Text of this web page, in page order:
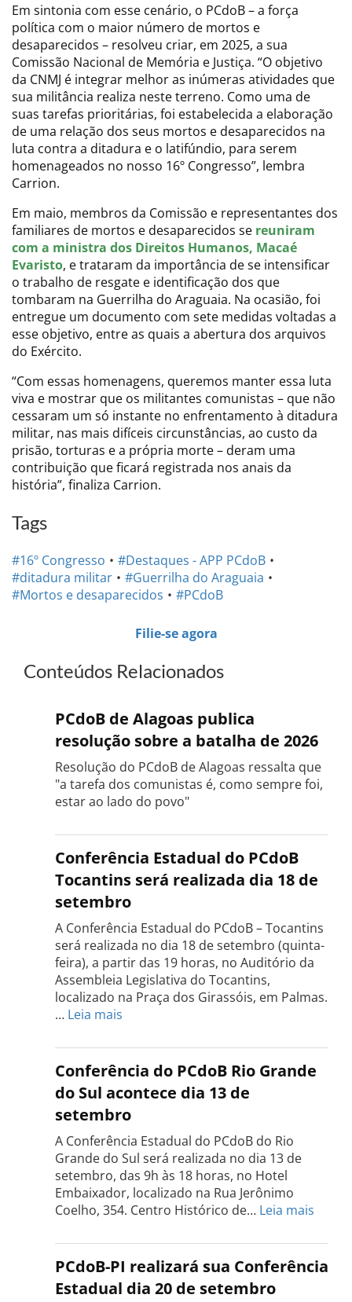
Em sintonia com esse cenário, o PCdoB – a força
política com o maior número de mortos e
desaparecidos – resolveu criar, em 2025, a sua
Comissão Nacional de Memória e Justiça. “O objetivo
da CNMJ é integrar melhor as inúmeras atividades que
sua militância realiza neste terreno. Como uma de
suas tarefas prioritárias, foi estabelecida a elaboração
de uma relação dos seus mortos e desaparecidos na
luta contra a ditadura e o latifúndio, para serem
homenageados no nosso 16º Congresso”, lembra
Carrion.
Em maio, membros da Comissão e representantes dos
familiares de mortos e desaparecidos se reuniram
com a ministra dos Direitos Humanos, Macaé
Evaristo, e trataram da importância de se intensificar
o trabalho de resgate e identificação dos que
tombaram na Guerrilha do Araguaia. Na ocasião, foi
entregue um documento com sete medidas voltadas a
esse objetivo, entre as quais a abertura dos arquivos
do Exército.
“Com essas homenagens, queremos manter essa luta
viva e mostrar que os militantes comunistas – que não
cessaram um só instante no enfrentamento à ditadura
militar, nas mais difíceis circunstâncias, ao custo da
prisão, torturas e a própria morte – deram uma
contribuição que ficará registrada nos anais da
história”, finaliza Carrion.
Tags
#16º Congresso
#Destaques - APP PCdoB
#ditadura militar
#Guerrilha do Araguaia
#Mortos e desaparecidos
#PCdoB
Filie-se agora
Conteúdos Relacionados
PCdoB de Alagoas publica
resolução sobre a batalha de 2026
Resolução do PCdoB de Alagoas ressalta que
"a tarefa dos comunistas é, como sempre foi,
estar ao lado do povo"
Conferência Estadual do PCdoB
Tocantins será realizada dia 18 de
setembro
A Conferência Estadual do PCdoB – Tocantins
será realizada no dia 18 de setembro (quinta-
feira), a partir das 19 horas, no Auditório da
Assembleia Legislativa do Tocantins,
localizado na Praça dos Girassóis, em Palmas.
… Leia mais
Estadual
do
PCdoB
Tocantins
será
realizada
dia
18
de
setembro
Conferência do PCdoB Rio Grande
do Sul acontece dia 13 de
setembro
A Conferência Estadual do PCdoB do Rio
Grande do Sul será realizada no dia 13 de
setembro, das 9h às 18 horas, no Hotel
Embaixador, localizado na Rua Jerônimo
Coelho, 354. Centro Histórico de… Leia mais
do
PCdoB
Rio
PCdoB-PI realizará sua Conferência
Estadual dia 20 de setembro